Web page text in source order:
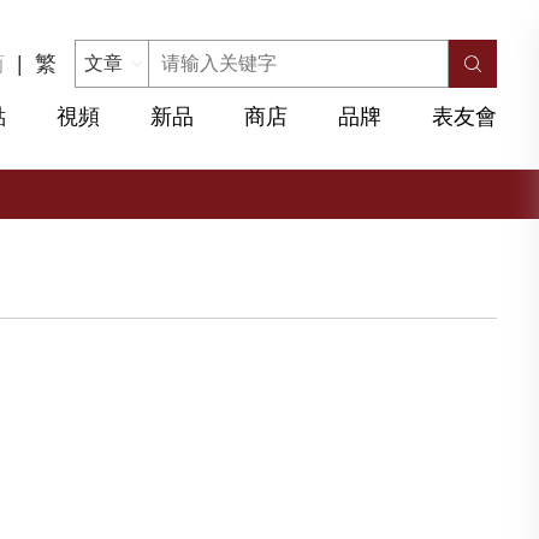
| 繁
視頻 新品 商店 品牌 表友會